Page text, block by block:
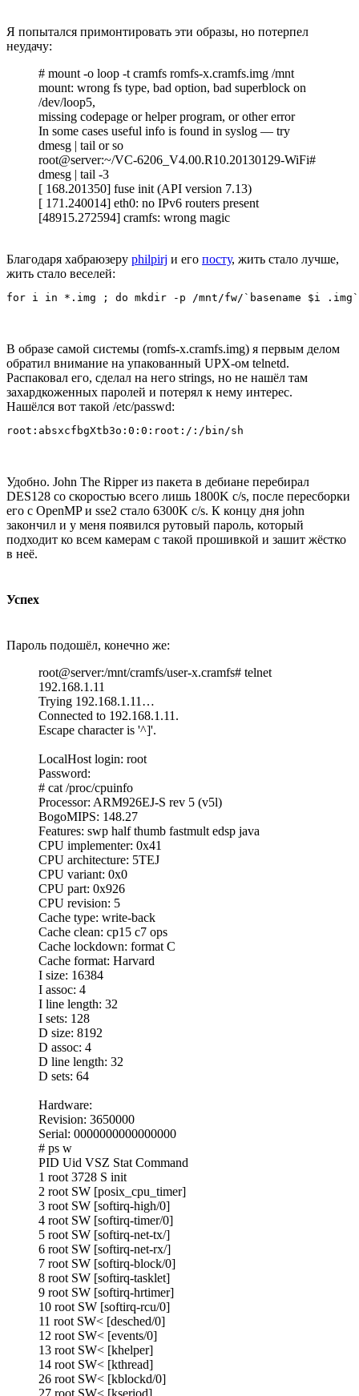
Я попытался примонтировать эти образы, но потерпел
неудачу:
# mount -o loop -t cramfs romfs-x.cramfs.img /mnt
mount: wrong fs type, bad option, bad superblock on
/dev/loop5,
missing codepage or helper program, or other error
In some cases useful info is found in syslog — try
dmesg | tail or so
root@server:~/VC-6206_V4.00.R10.20130129-WiFi#
dmesg | tail -3
[ 168.201350] fuse init (API version 7.13)
[ 171.240014] eth0: no IPv6 routers present
[48915.272594] cramfs: wrong magic
Благодаря хабраюзеру philpirj и его посту, жить стало лучше,
жить стало веселей:
В образе самой системы (romfs-x.cramfs.img) я первым делом
обратил внимание на упакованный UPX-ом telnetd.
Распаковал его, сделал на него strings, но не нашёл там
захардкоженных паролей и потерял к нему интерес.
Нашёлся вот такой /etc/passwd:
Удобно. John The Ripper из пакета в дебиане перебирал
DES128 со скоростью всего лишь 1800K c/s, после пересборки
его с OpenMP и sse2 стало 6300K c/s. К концу дня john
закончил и у меня появился рутовый пароль, который
подходит ко всем камерам с такой прошивкой и зашит жёстко
в неё.
Успех
Пароль подошёл, конечно же:
root@server:/mnt/cramfs/user-x.cramfs# telnet
192.168.1.11
Trying 192.168.1.11…
Connected to 192.168.1.11.
Escape character is '^]'.
LocalHost login: root
Password:
# cat /proc/cpuinfo
Processor: ARM926EJ-S rev 5 (v5l)
BogoMIPS: 148.27
Features: swp half thumb fastmult edsp java
CPU implementer: 0x41
CPU architecture: 5TEJ
CPU variant: 0x0
CPU part: 0x926
CPU revision: 5
Cache type: write-back
Cache clean: cp15 c7 ops
Cache lockdown: format C
Cache format: Harvard
I size: 16384
I assoc: 4
I line length: 32
I sets: 128
D size: 8192
D assoc: 4
D line length: 32
D sets: 64
Hardware:
Revision: 3650000
Serial: 0000000000000000
# ps w
PID Uid VSZ Stat Command
1 root 3728 S init
2 root SW [posix_cpu_timer]
3 root SW [softirq-high/0]
4 root SW [softirq-timer/0]
5 root SW [softirq-net-tx/]
6 root SW [softirq-net-rx/]
7 root SW [softirq-block/0]
8 root SW [softirq-tasklet]
9 root SW [softirq-hrtimer]
10 root SW [softirq-rcu/0]
11 root SW< [desched/0]
12 root SW< [events/0]
13 root SW< [khelper]
14 root SW< [kthread]
26 root SW< [kblockd/0]